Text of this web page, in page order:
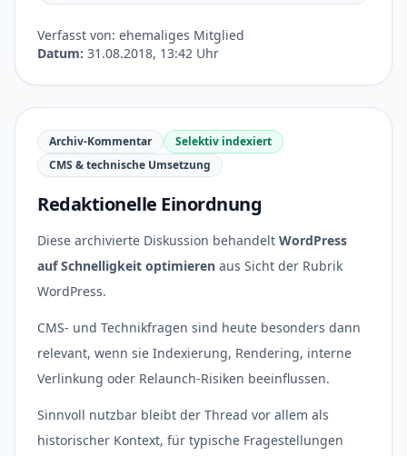
Verfasst von: ehemaliges Mitglied
Datum: 31.08.2018, 13:42 Uhr
Archiv-Kommentar
Selektiv indexiert
CMS & technische Umsetzung
Redaktionelle Einordnung
Diese archivierte Diskussion behandelt WordPress
auf Schnelligkeit optimieren aus Sicht der Rubrik
WordPress.
CMS- und Technikfragen sind heute besonders dann
relevant, wenn sie Indexierung, Rendering, interne
Verlinkung oder Relaunch-Risiken beeinflussen.
Sinnvoll nutzbar bleibt der Thread vor allem als
historischer Kontext, für typische Fragestellungen